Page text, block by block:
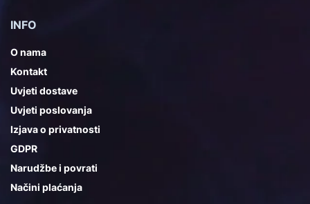
INFO
O nama
Kontakt
Uvjeti dostave
Uvjeti poslovanja
Izjava o privatnosti
GDPR
Narudžbe i povrati
Načini plaćanja